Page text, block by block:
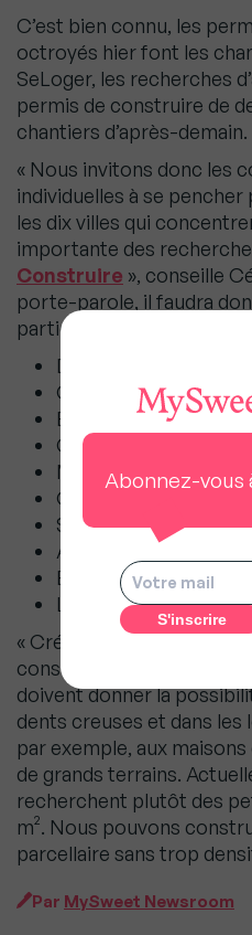
C’est bien connu, les
octroyés hier font les
SeLoger, les recherches
permis de construire de
chantiers d’après-demain.
« Nous invitons donc les
individuelles à se
les dix villes qui
importante des
Construire », conseille
porte-parole, il faudra
particulière à :
Dreux (28)
Compiègne (60)
Bourgoin-Jallieu (38)
Chartres (28)
Montauban (82)
Quimper (29)
Salon-De-Provence
Avignon (84)
Béziers (34)
Libourne (33)
« Créons du foncier dans
construire, appelle David
doivent donner la
dents creuses et dans les
par exemple, aux
de grands terrains.
recherchent plutôt des
m². Nous pouvons
parcellaire sans trop
Par MySweet Newsroom
Abonnez-vous